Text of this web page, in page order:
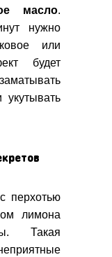
масло.
нужно
или
будет
перхотью
лимона
Такая